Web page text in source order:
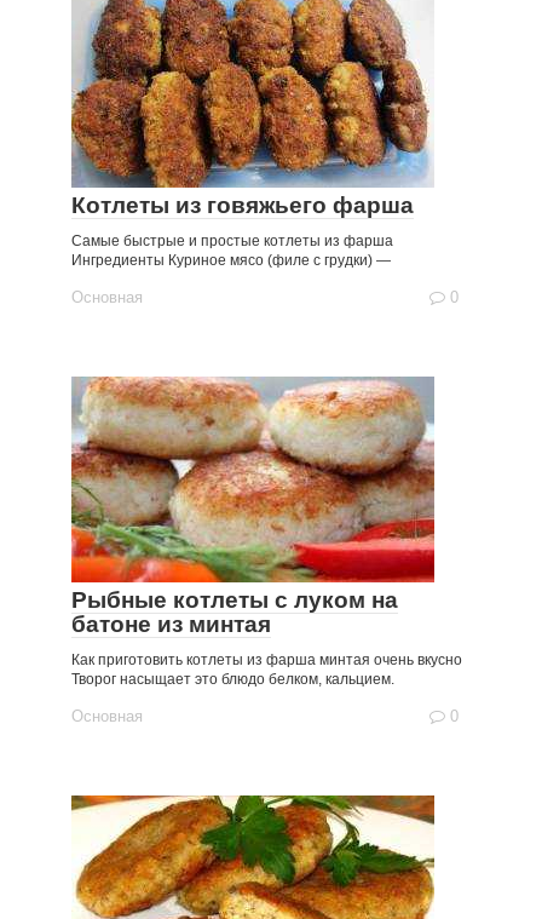
Котлеты из говяжьего фарша
Самые быстрые и простые котлеты из фарша
Ингредиенты Куриное мясо (филе с грудки) —
Основная 0
Рыбные котлеты с луком на
батоне из минтая
Как приготовить котлеты из фарша минтая очень вкусно
Творог насыщает это блюдо белком, кальцием.
Основная 0